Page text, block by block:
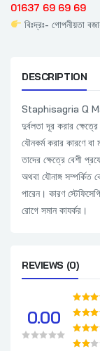
01637 69 69 69
বিঃদ্রঃ- গোপনীয়তা
DESCRIPTION
Staphisagria Q
দুর্বলতা দূর করার
যৌনকর্ম করার কারণে বা
তাদের ক্ষেত্রে বেশী
অথবা যৌনাঙ্গ সম্পর্কিত
পারেন। কারণ
রোগে সমান কাযর্কর।
REVIEWS (0)
0.00